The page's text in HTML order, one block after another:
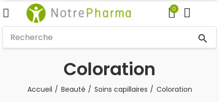
0
search
Coloration
Accueil Beauté Soins capillaires Coloration